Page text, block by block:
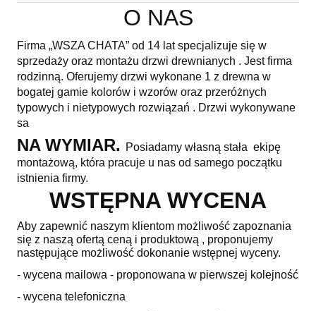
O NAS
Firma „WSZA CHATA” od 14 lat specjalizuje się w
sprzedaży oraz montażu drzwi drewnianych . Jest firma
rodzinną. Oferujemy drzwi wykonane 1 z drewna w
bogatej gamie kolorów i wzorów oraz przeróżnych
typowych i nietypowych rozwiązań . Drzwi wykonywane
sa
NA WYMIAR.
Posiadamy własną stała ekipę
montażową, która pracuje u nas od samego początku
istnienia firmy.
WSTĘPNA WYCENA
Aby zapewnić naszym klientom możliwość zapoznania
się z naszą ofertą ceną i produktową , proponujemy
następujące możliwość dokonanie wstępnej wyceny.
- wycena mailowa - proponowana w pierwszej kolejność
- wycena telefoniczna